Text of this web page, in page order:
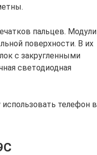
пальцев. Модули
поверхности. В их
с закругленными
светодиодная
телефон в